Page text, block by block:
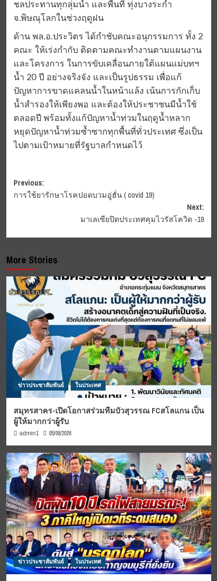
ชลประทานทุกลุ่มน้ำ และพื้นที่ ทุ่งบางระกำ
จ.พิษณุโลกในช่วงฤดูฝน
ด้าน พล.อ.ประวิตร ได้กำชับคณะอนุกรรมการ ทั้ง 2
คณะ ให้เร่งกำกับ ติดตามคณะทำงานตามแผนงาน
และโครงการ ในการขับเคลื่อนภายใต้แผนแม่บทฯ
น้ำ 20 ปี อย่างจริงจัง และเป็นรูปธรรม เพื่อแก้
ปัญหาการขาดแคลนน้ำในหน้าแล้ง เน้นการกักเก็บ
น้ำสำรองให้เพียงพอ และต้องให้ประชาชนมีน้ำใช้
ตลอดปี พร้อมทั้งแก้ปัญหาน้ำท่วมในฤดูน้ำหลาก
หยุดปัญหาน้ำท่วมซ้ำซากทุกพื้นที่ทั่วประเทศ ซึ่งเป็น
ไปตามเป้าหมายที่รัฐบาลกำหนดไว้
Post
navigation
Previous:
การใช้ยารักษาโรคปอดบวมอู่ฮั่น ( covid 19)
Next:
มาเลเซียปิดประเทศคุมไวรัสโควิด -19
More Stories
ข่าวประชาสัมพันธ์ ในประเทศ
สมุทรสาคร-เปิดโอกาสร่วมทีมบัวสุวรรณ FCสโลแกน เป็น
ผู้ให้มากกว่าผู้รับ
admin1 05/08/2026
ข่าวประชาสัมพันธ์ ในประเทศ